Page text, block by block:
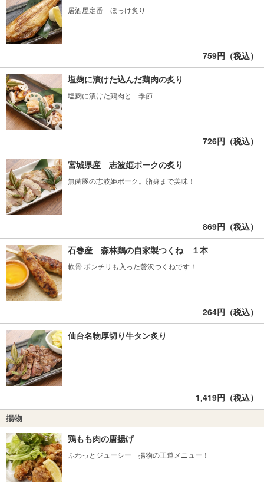
居酒屋定番 ほっけ炙り
759円（税込）
塩麹に漬けた込んだ鶏肉の炙り
塩麹に漬けた鶏肉と 季節
726円（税込）
宮城県産 志波姫ポークの炙り
無菌豚の志波姫ポーク。脂身まで美味！
869円（税込）
石巻産 森林鶏の自家製つくね １本
軟骨 ボンチリも入った贅沢つくねです！
264円（税込）
仙台名物厚切り牛タン炙り
1,419円（税込）
揚物
鶏もも肉の唐揚げ
ふわっとジューシー 揚物の王道メニュー！